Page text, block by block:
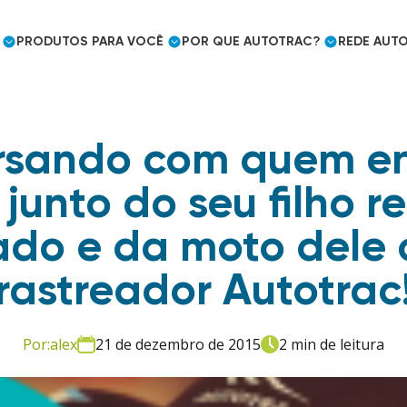
Cargas frigorificadas
Eficiência logística
Controle de jornada
PRODUTOS PARA VOCÊ
Caminhoneiro Autônomo
Mercado Segurador
Embarcador
Utilities e outros mercados
POR QUE AUTOTRAC?
Prêmios e Reconhecimento
REDE
com quem
do seu filho
e da moto dele
Por:alex 21 de dezembro de 2015 2 min de leitura